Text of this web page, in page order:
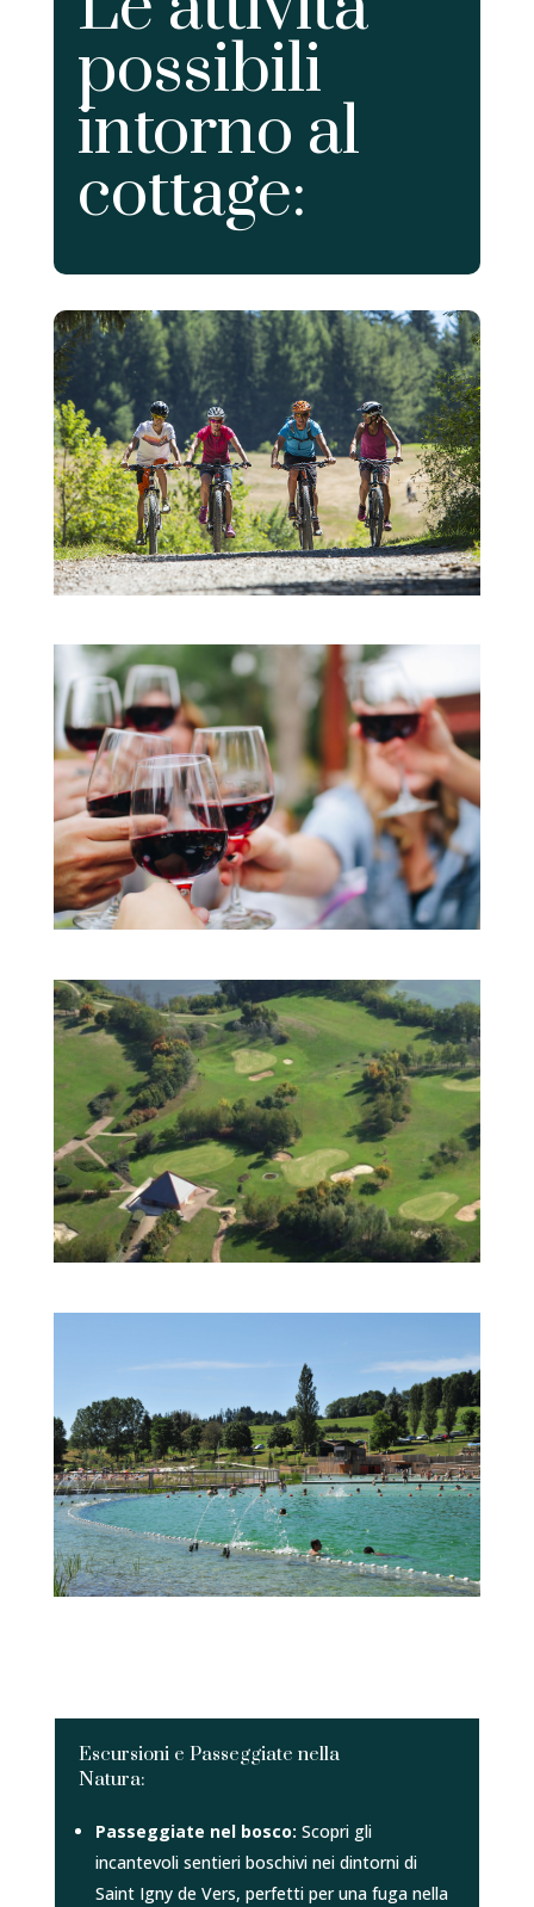
possibili
intorno al
cottage:
Escursioni e Passeggiate nella
Natura:
Passeggiate nel bosco: Scopri gli
incantevoli sentieri boschivi nei dintorni di
Saint Igny de Vers, perfetti per una fuga nella